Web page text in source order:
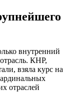
внутренний
КНР,
взяла курс на
отраслей